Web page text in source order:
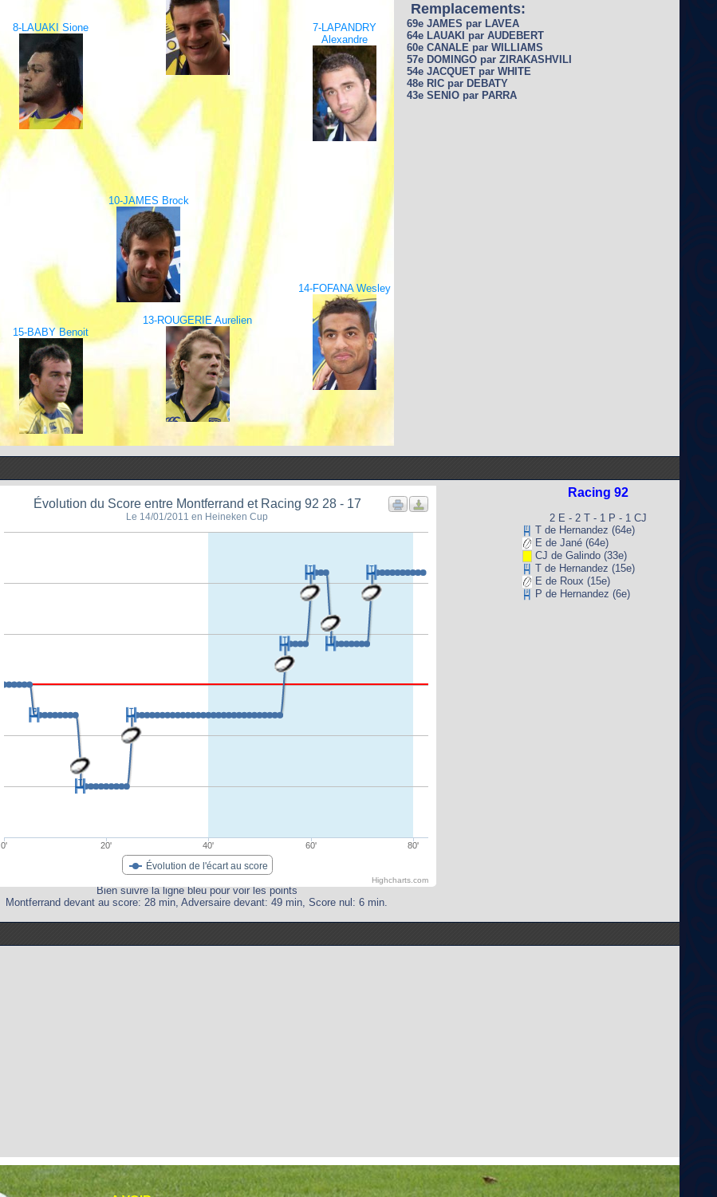
8-LAUAKI Sione
7-LAPANDRY
Alexandre
10-JAMES Brock
14-FOFANA Wesley
13-ROUGERIE Aurelien
15-BABY Benoit
Remplacements:
69e JAMES par LAVEA
64e LAUAKI par AUDEBERT
60e CANALE par WILLIAMS
57e DOMINGO par ZIRAKASHVILI
54e JACQUET par WHITE
48e RIC par DEBATY
43e SENIO par PARRA
Évolution du Score entre Montferrand et Racing 92 28 - 17
Le 14/01/2011 en Heineken Cup
Évolution de l'écart au score
0' 20' 40' 60' 80'
Highcharts.com
Bien suivre la ligne bleu pour voir les points
Montferrand devant au score: 28 min, Adversaire devant: 49 min, Score nul: 6 min.
Racing 92
2 E - 2 T - 1 P - 1 CJ
T de Hernandez (64e)
E de Jané (64e)
CJ de Galindo (33e)
T de Hernandez (15e)
E de Roux (15e)
P de Hernandez (6e)